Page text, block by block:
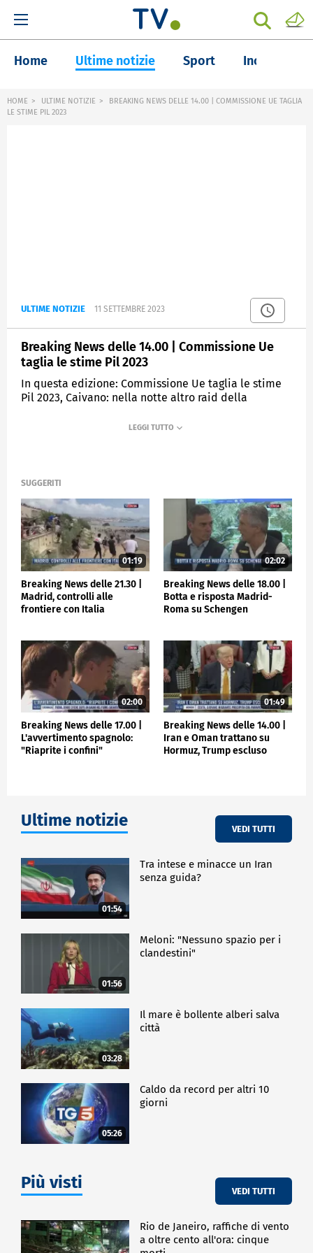
Home Ultime notizie Sport Inchieste
HOME ULTIME NOTIZIE
BREAKING NEWS DELLE 14.00 | COMMISSIONE UE TAGLIA
LE STIME PIL 2023
ULTIME NOTIZIE 11 SETTEMBRE 2023
Breaking News delle 14.00 | Commissione Ue
taglia le stime Pil 2023
In questa edizione: Commissione Ue taglia le stime
Pil 2023, Caivano: nella notte altro raid della
11 settembre, Meloni: "Colpo all'occidente", Scuola:
MEDIASET
SUGGERITI
01:19
Breaking News delle 21.30 |
Madrid, controlli alle
frontiere con Italia
02:02
Breaking News delle 18.00 |
Botta e risposta Madrid-
Roma su Schengen
02:00
Breaking News delle 17.00 |
L'avvertimento spagnolo:
"Riaprite i confini"
01:49
Breaking News delle 14.00 |
Iran e Oman trattano su
Hormuz, Trump escluso
Ultime notizie VEDI TUTTI
01:54
Tra intese e minacce un Iran
senza guida?
01:56
Meloni: "Nessuno spazio per i
clandestini"
03:28
Il mare è bollente alberi salva
città
05:26
Caldo da record per altri 10
giorni
Più visti VEDI TUTTI
Rio de Janeiro, raffiche di vento
a oltre cento all'ora: cinque